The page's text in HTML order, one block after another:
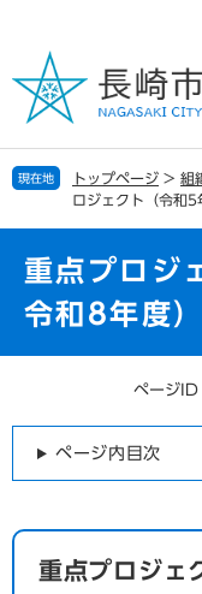
の
で
す
ー
ば
し
現在地 トップページ > 組
ロジェクト（令和5
重点プロジ
令和8年度）
ページ
ページ内目次
重点プロジェ